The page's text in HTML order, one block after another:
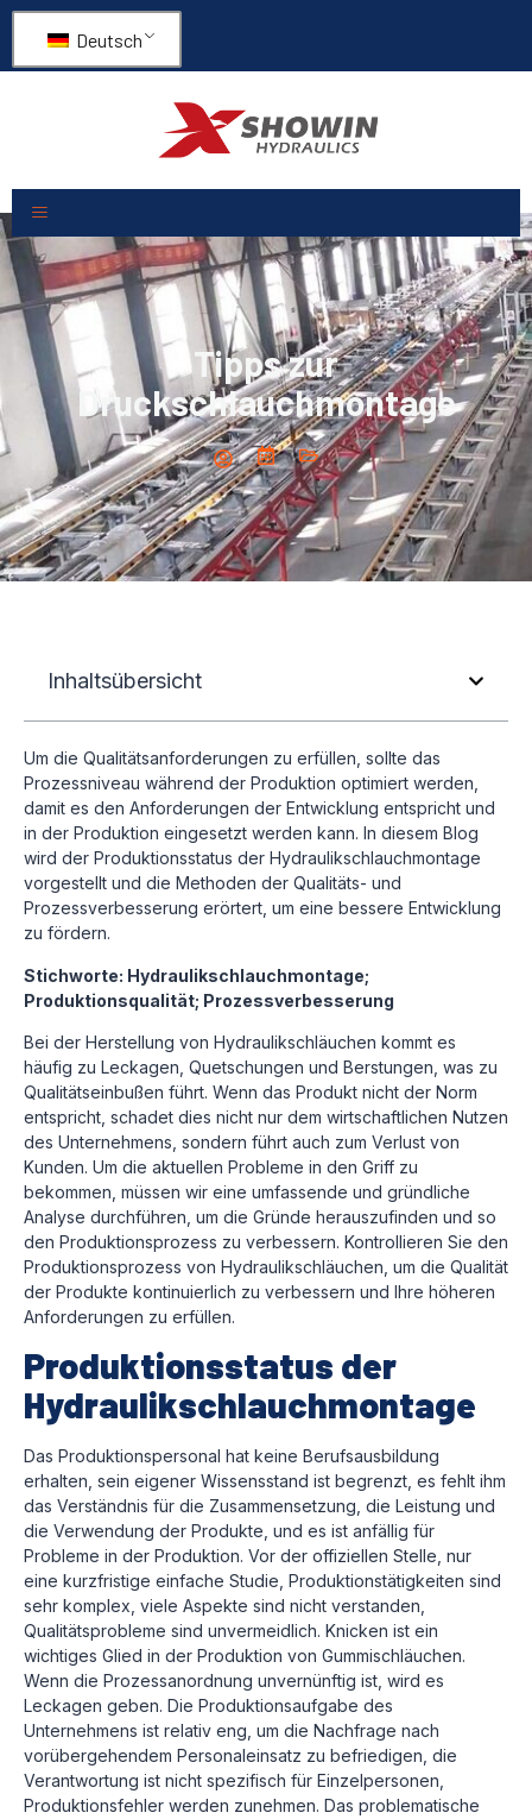
Deutsch
Tipps zur
Druckschlauchmontage
Inhaltsübersicht
Um die Qualitätsanforderungen zu erfüllen, sollte das
Prozessniveau während der Produktion optimiert werden,
damit es den Anforderungen der Entwicklung entspricht und
in der Produktion eingesetzt werden kann. In diesem Blog
wird der Produktionsstatus der Hydraulikschlauchmontage
vorgestellt und die Methoden der Qualitäts- und
Prozessverbesserung erörtert, um eine bessere Entwicklung
zu fördern.
Stichworte: Hydraulikschlauchmontage;
Produktionsqualität; Prozessverbesserung
Bei der Herstellung von Hydraulikschläuchen kommt es
häufig zu Leckagen, Quetschungen und Berstungen, was zu
Qualitätseinbußen führt. Wenn das Produkt nicht der Norm
entspricht, schadet dies nicht nur dem wirtschaftlichen Nutzen
des Unternehmens, sondern führt auch zum Verlust von
Kunden. Um die aktuellen Probleme in den Griff zu
bekommen, müssen wir eine umfassende und gründliche
Analyse durchführen, um die Gründe herauszufinden und so
den Produktionsprozess zu verbessern. Kontrollieren Sie den
Produktionsprozess von Hydraulikschläuchen, um die Qualität
der Produkte kontinuierlich zu verbessern und Ihre höheren
Anforderungen zu erfüllen.
Produktionsstatus der
Hydraulikschlauchmontage
Das Produktionspersonal hat keine Berufsausbildung
erhalten, sein eigener Wissensstand ist begrenzt, es fehlt ihm
das Verständnis für die Zusammensetzung, die Leistung und
die Verwendung der Produkte, und es ist anfällig für
Probleme in der Produktion. Vor der offiziellen Stelle, nur
eine kurzfristige einfache Studie, Produktionstätigkeiten sind
sehr komplex, viele Aspekte sind nicht verstanden,
Qualitätsprobleme sind unvermeidlich. Knicken ist ein
wichtiges Glied in der Produktion von Gummischläuchen.
Wenn die Prozessanordnung unvernünftig ist, wird es
Leckagen geben. Die Produktionsaufgabe des
Unternehmens ist relativ eng, um die Nachfrage nach
vorübergehendem Personaleinsatz zu befriedigen, die
Verantwortung ist nicht spezifisch für Einzelpersonen,
Produktionsfehler werden zunehmen. Das problematische